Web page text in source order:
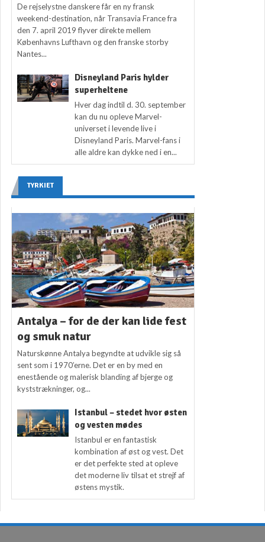
De rejselystne danskere får en ny fransk
weekend-destination, når Transavia France fra
den 7. april 2019 flyver direkte mellem
Københavns Lufthavn og den franske storby
Nantes...
Disneyland Paris hylder
superheltene
Hver dag indtil d. 30. september
kan du nu opleve Marvel-
universet i levende live i
Disneyland Paris. Marvel-fans i
alle aldre kan dykke ned i en...
TYRKIET
Antalya – for de der kan lide fest
og smuk natur
Naturskønne Antalya begyndte at udvikle sig så
sent som i 1970’erne. Det er en by med en
enestående og malerisk blanding af bjerge og
kyststrækninger, og...
Istanbul – stedet hvor østen
og vesten mødes
Istanbul er en fantastisk
kombination af øst og vest. Det
er det perfekte sted at opleve
det moderne liv tilsat et strejf af
østens mystik.